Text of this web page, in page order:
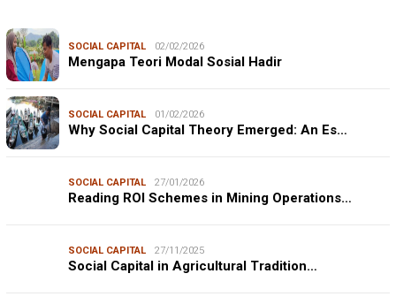
SOCIAL CAPITAL 02/02/2026
Mengapa Teori Modal Sosial Hadir
SOCIAL CAPITAL 01/02/2026
Why Social Capital Theory Emerged: An Es…
SOCIAL CAPITAL 27/01/2026
Reading ROI Schemes in Mining Operations…
SOCIAL CAPITAL 27/11/2025
Social Capital in Agricultural Tradition…